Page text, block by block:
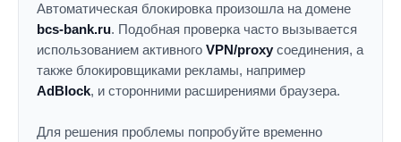
Автоматическая блокировка произошла на домене
bcs-bank.ru. Подобная проверка часто вызывается
использованием активного VPN/proxy соединения, а
также блокировщиками рекламы, например
AdBlock, и сторонними расширениями браузера.
Для решения проблемы попробуйте временно